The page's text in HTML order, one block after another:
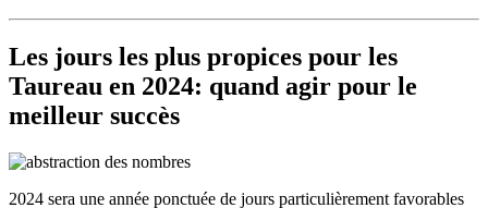
Les jours les plus propices pour les
Taureau en 2024: quand agir pour le
meilleur succès
2024 sera une année ponctuée de jours particulièrement favorables